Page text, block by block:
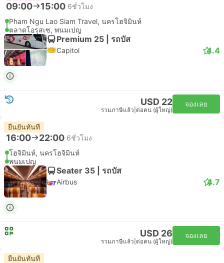
09:00 15:00 6ชั่วโมง
Pham Ngu Lao Siam Travel, นครโฮจิมินห์
ตลาดโอรุสเซ, พนมเปญ
Premium 25 | รถบัส
Capitol 4.4
USD 22
รวมภาษีแล้ว ต่อคน (ผู้ใหญ่)
จองเลย
ยืนยันทันที
16:00 22:00 6ชั่วโมง
โฮจิมินห์, นครโฮจิมินห์
พนมเปญ
Seater 35 | รถบัส
Airbus 4.7
USD 26
รวมภาษีแล้ว ต่อคน (ผู้ใหญ่)
จองเลย
ยืนยันทันที